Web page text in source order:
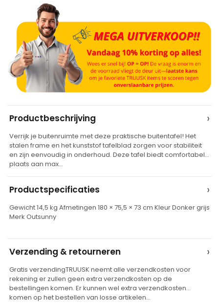
e
r
a
t
e
Productbeschrijving ›
Verrijk je buitenruimte met deze praktische buitentafel! Het
stalen frame en het kunststof tafelblad zorgen voor stabiliteit
en zijn eenvoudig in onderhoud. Deze tafel biedt comfortabel
plaats aan max…
Productspecificaties ›
Gewicht 14,5 kg Afmetingen 180 × 75,5 × 73 cm Kleur Donker grijs
Merk Outsunny
Verzending & retourneren ›
Gratis verzendingTRUUSK neemt alle verzendkosten voor
rekening er zullen geen extra verzendkosten op de
bestellingen komen. Er kunnen wel extra verzendkosten
komen op het bestellen van losse artikelen…